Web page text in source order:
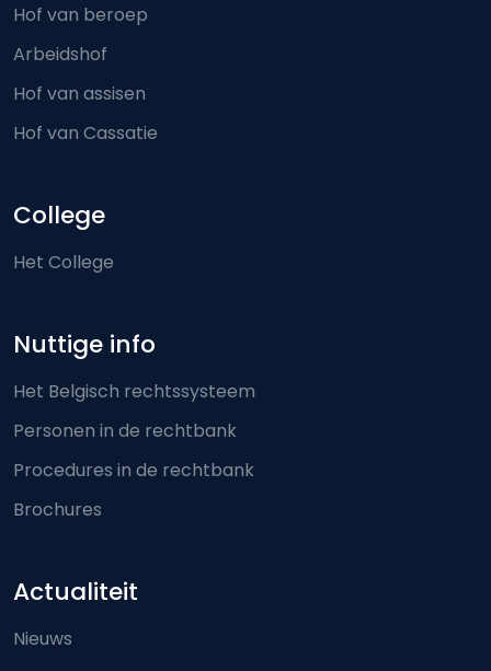
Hof van beroep
Arbeidshof
Hof van assisen
Hof van Cassatie
College
Het College
Nuttige info
Het Belgisch rechtssysteem
Personen in de rechtbank
Procedures in de rechtbank
Brochures
Actualiteit
Nieuws